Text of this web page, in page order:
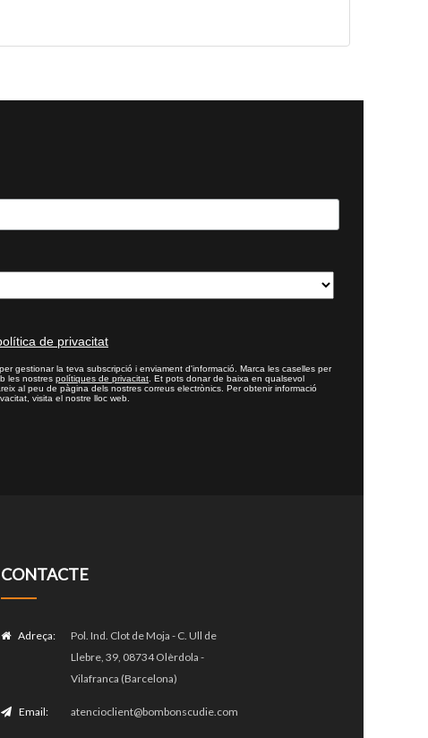
de privacitat
gestionar la teva subscripció i enviament d'informació. Marca les caselles per
les nostres polítiques de privacitat . Et pots donar de baixa en qualsevol
al peu de pàgina dels nostres correus electrònics. Per obtenir informació
visita el nostre lloc web.
CONTACTE
Adreça:
Pol. Ind. Clot de Moja - C. Ull de
Llebre, 39, 08734 Olèrdola -
Vilafranca (Barcelona)
Email: atencioclient@bombonscudie.com